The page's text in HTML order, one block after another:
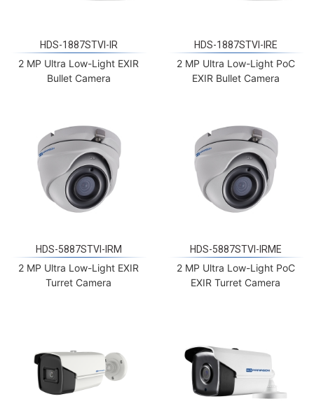
2 MP Ultra Low-Light EXIR
Bullet Camera
2 MP Ultra Low-Light PoC
EXIR Bullet Camera
2 MP Ultra Low-Light EXIR
Turret Camera
2 MP Ultra Low-Light PoC
EXIR Turret Camera